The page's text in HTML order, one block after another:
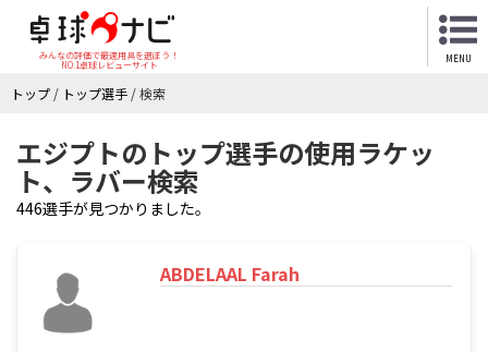
みんなの評価で最適用具を選ぼう！
NO.1卓球レビューサイト
MENU
トップ / トップ選手 /検索
エジプトのトップ選手の使用ラケッ
ト、ラバー検索
446選手が見つかりました。
ABDELAAL Farah